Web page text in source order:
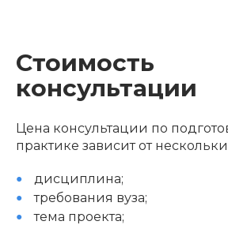
Стоимость
консультации
Цена консультации по
практике зависит от
дисциплина;
требования вуза;
тема проекта;